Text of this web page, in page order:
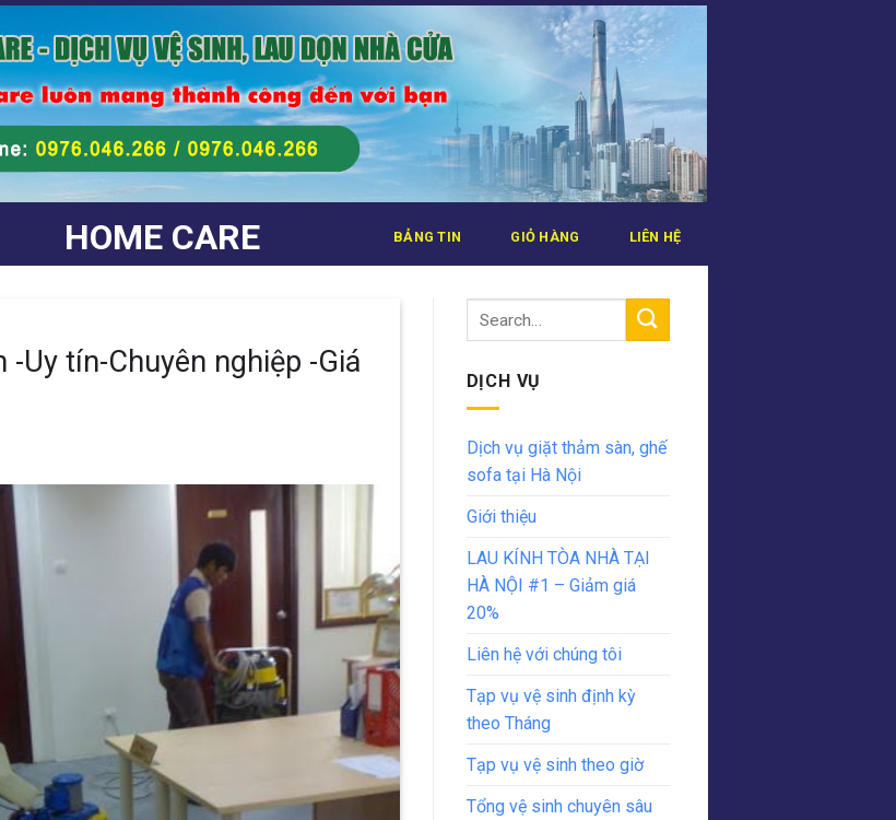
HOME CARE BẢNG TIN GIỎ HÀNG LIÊN HỆ
Uy tín-Chuyên nghiệp -Giá
DỊCH VỤ
Dịch vụ giặt thảm sàn, ghế
sofa tại Hà Nội
Giới thiệu
LAU KÍNH TÒA NHÀ TẠI
HÀ NỘI #1 – Giảm giá
20%
Liên hệ với chúng tôi
Tạp vụ vệ sinh định kỳ
theo Tháng
Tạp vụ vệ sinh theo giờ
Tổng vệ sinh chuyên sâu